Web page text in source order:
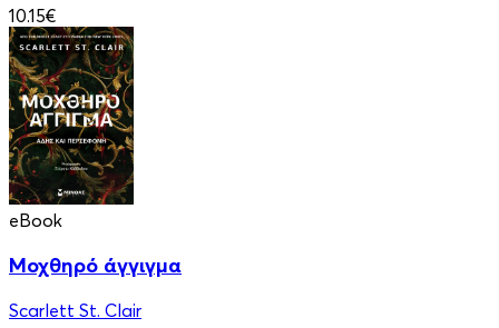
10.15€
eBook
Μοχθηρό άγγιγμα
Scarlett St. Clair